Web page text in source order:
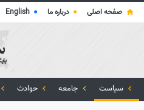
صفحه اصلی ● درباره ما ●
English
سیاست جامعه حوادث